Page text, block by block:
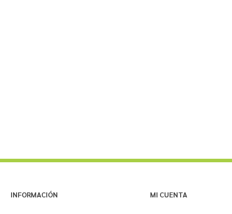
INFORMACIÓN MI CUENTA